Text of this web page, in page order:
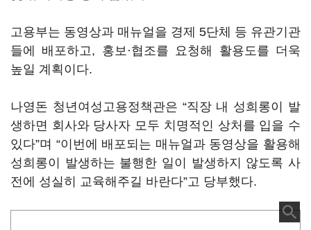
고용부는 동영상과 매뉴얼을 경제 5단체 등 유관기관
들에 배포하고, 홍보·협조를 요청해 활용도를 더욱
높일 계획이다.
나영돈 청년여성고용정책관은 “직장 내 성희롱이 발
생하면 회사와 당사자 모두 치명적인 상처를 입을 수
있다”며 “이번에 배포되는 매뉴얼과 동영상을 활용해
성희롱이 발생하는 불행한 일이 발생하지 않도록 사
전에 성실히 교육해주길 바란다”고 당부했다.